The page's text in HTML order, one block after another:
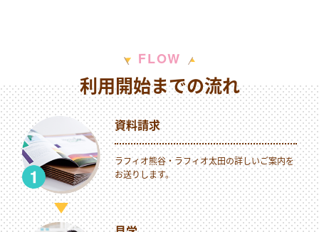
FLOW
利用開始までの流れ
資料請求
ラフィオ熊谷・ラフィオ太田の詳しいご案内を
お送りします。